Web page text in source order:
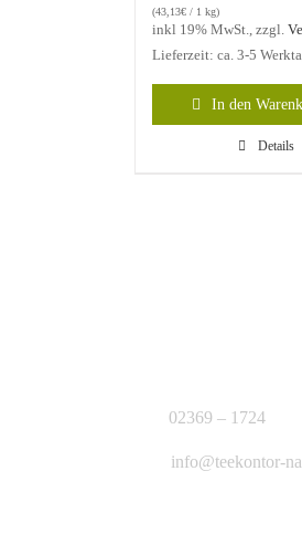
(43,13€ / 1 kg)
inkl 19% MwSt., zzgl.
Lieferzeit: ca. 3-5
In den
Details
02369 – 1724
info@teekontor-